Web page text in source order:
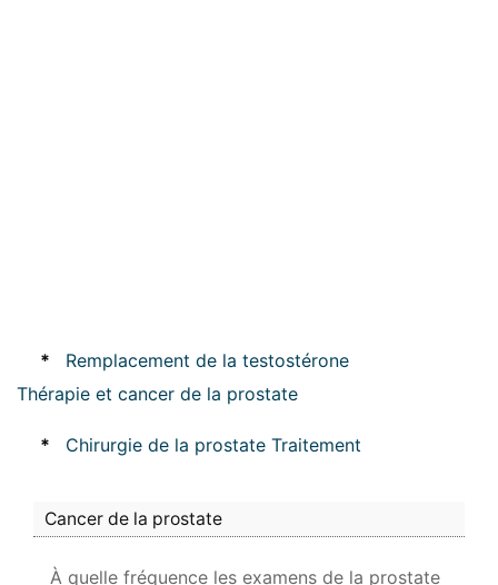
*
Remplacement de la testostérone
Thérapie et cancer de la prostate
* Chirurgie de la prostate Traitement
Cancer de la prostate
À quelle fréquence les examens de la prostate